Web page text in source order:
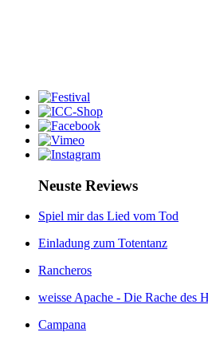
Neuste Reviews
Spiel mir das Lied vom Tod
Einladung zum Totentanz
Rancheros
weisse Apache - Die Rache des
Campana